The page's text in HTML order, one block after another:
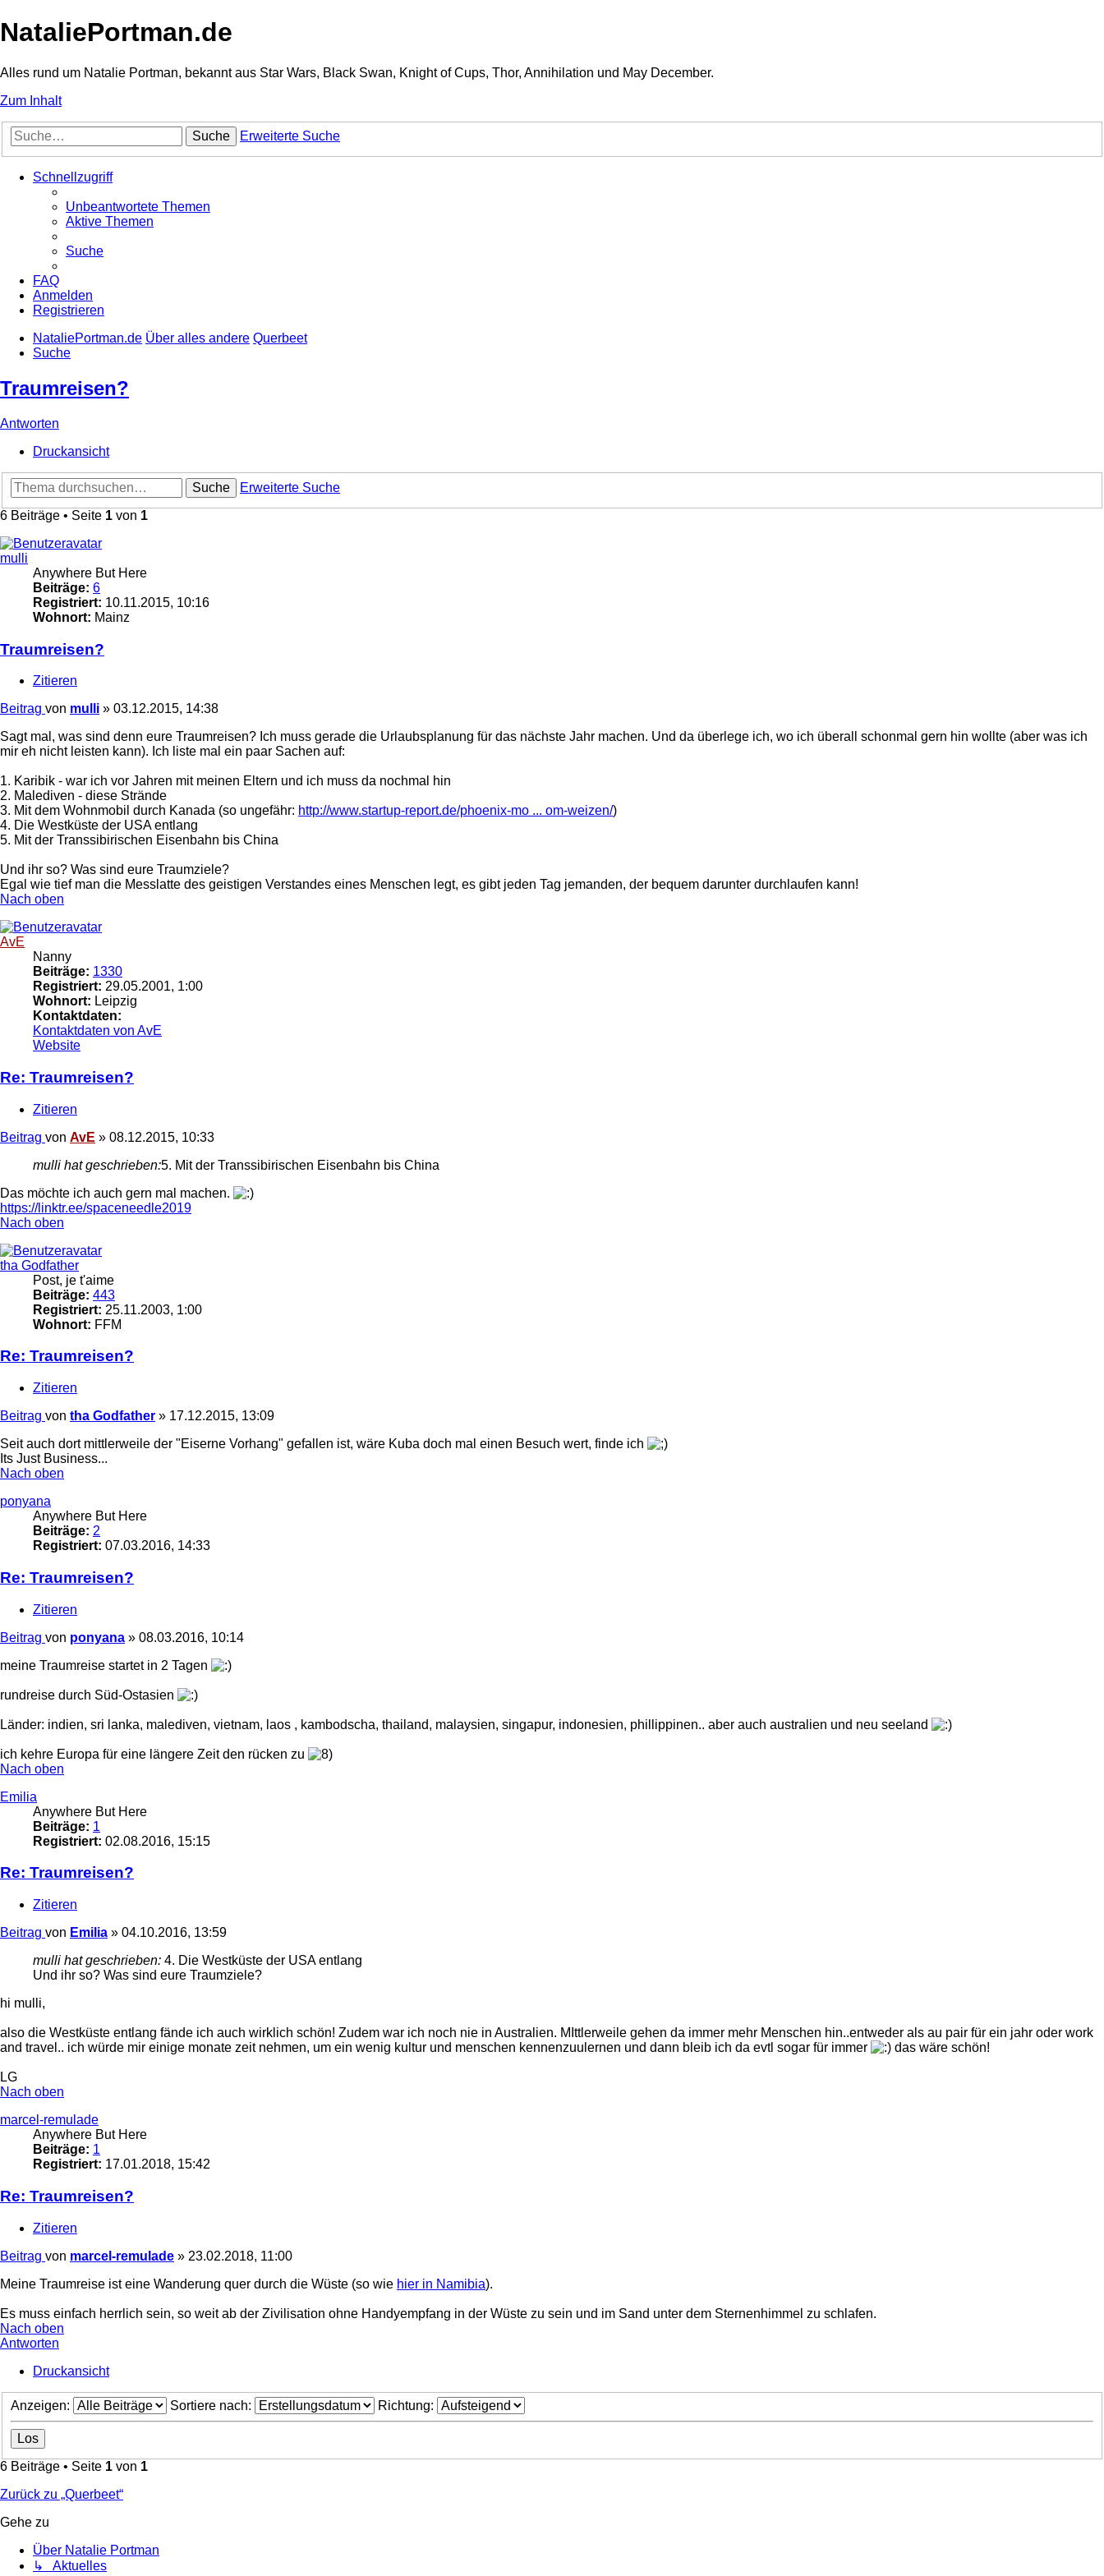
NataliePortman.de
Alles rund um Natalie Portman, bekannt aus Star Wars, Black Swan, Knight of Cups, Thor, Annihilation und May December.
Zum Inhalt
Suche Erweiterte Suche
Schnellzugriff
Unbeantwortete Themen
Aktive Themen
Suche
FAQ
Anmelden
Registrieren
NataliePortman.de Über alles andere Querbeet
Suche
Traumreisen?
Antworten
Druckansicht
Suche
Erweiterte Suche
6 Beiträge • Seite 1 von 1
mulli
Anywhere But Here
Beiträge: 6
Registriert: 10.11.2015, 10:16
Wohnort: Mainz
Traumreisen?
Zitieren
Beitrag von mulli » 03.12.2015, 14:38
Sagt mal, was sind denn eure Traumreisen? Ich muss gerade die Urlaubsplanung für das nächste Jahr machen. Und da überlege ich, wo ich überall schonmal gern hin wollte (aber was ich
mir eh nicht leisten kann). Ich liste mal ein paar Sachen auf:
1. Karibik - war ich vor Jahren mit meinen Eltern und ich muss da nochmal hin
2. Malediven - diese Strände
3. Mit dem Wohnmobil durch Kanada (so ungefähr: http://www.startup-report.de/phoenix-mo ... om-weizen/)
4. Die Westküste der USA entlang
5. Mit der Transsibirischen Eisenbahn bis China
Und ihr so? Was sind eure Traumziele?
Egal wie tief man die Messlatte des geistigen Verstandes eines Menschen legt, es gibt jeden Tag jemanden, der bequem darunter durchlaufen kann!
Nach oben
AvE
Nanny
Beiträge: 1330
Registriert: 29.05.2001, 1:00
Wohnort: Leipzig
Kontaktdaten:
Kontaktdaten von AvE
Website
Re: Traumreisen?
Zitieren
Beitrag von AvE » 08.12.2015, 10:33
mulli hat geschrieben:5. Mit der Transsibirischen Eisenbahn bis China
Das möchte ich auch gern mal machen.
https://linktr.ee/spaceneedle2019
Nach oben
tha Godfather
Post, je t'aime
Beiträge: 443
Registriert: 25.11.2003, 1:00
Wohnort: FFM
Re: Traumreisen?
Zitieren
Beitrag von tha Godfather » 17.12.2015, 13:09
Seit auch dort mittlerweile der "Eiserne Vorhang" gefallen ist, wäre Kuba doch mal einen Besuch wert, finde ich
Its Just Business...
Nach oben
ponyana
Anywhere But Here
Beiträge: 2
Registriert: 07.03.2016, 14:33
Re: Traumreisen?
Zitieren
Beitrag von ponyana » 08.03.2016, 10:14
meine Traumreise startet in 2 Tagen
rundreise durch Süd-Ostasien
Länder: indien, sri lanka, malediven, vietnam, laos , kambodscha, thailand, malaysien, singapur, indonesien, phillippinen.. aber auch australien und neu seeland
ich kehre Europa für eine längere Zeit den rücken zu
Nach oben
Emilia
Anywhere But Here
Beiträge: 1
Registriert: 02.08.2016, 15:15
Re: Traumreisen?
Zitieren
Beitrag von Emilia » 04.10.2016, 13:59
mulli hat geschrieben: 4. Die Westküste der USA entlang
Und ihr so? Was sind eure Traumziele?
hi mulli,
also die Westküste entlang fände ich auch wirklich schön! Zudem war ich noch nie in Australien. MIttlerweile gehen da immer mehr Menschen hin..entweder als au pair für ein jahr oder work
and travel.. ich würde mir einige monate zeit nehmen, um ein wenig kultur und menschen kennenzuulernen und dann bleib ich da evtl sogar für immer
das wäre schön!
LG
Nach oben
marcel-remulade
Anywhere But Here
Beiträge: 1
Registriert: 17.01.2018, 15:42
Re: Traumreisen?
Zitieren
Beitrag von marcel-remulade » 23.02.2018, 11:00
Meine Traumreise ist eine Wanderung quer durch die Wüste (so wie hier in Namibia).
Es muss einfach herrlich sein, so weit ab der Zivilisation ohne Handyempfang in der Wüste zu sein und im Sand unter dem Sternenhimmel zu schlafen.
Nach oben
Antworten
Druckansicht
Anzeigen: Sortiere nach: Richtung:
6 Beiträge • Seite 1 von 1
Zurück zu „Querbeet“
Gehe zu
Über Natalie Portman
↳ Aktuelles